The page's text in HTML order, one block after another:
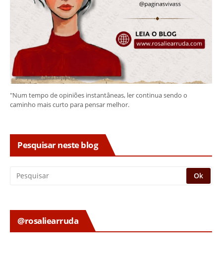
"Num tempo de opiniões instantâneas, ler continua sendo o
caminho mais curto para pensar melhor.
Pesquisar neste blog
@rosaliearruda